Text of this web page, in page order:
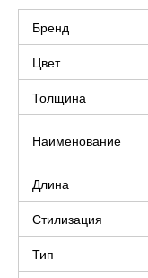
Бренд
Цвет
Толщина
Наименование
Длина
Стилизация
Тип